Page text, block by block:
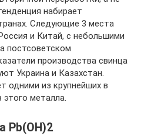
набирает
Следующие 3 места
и Китай, с небольшими
постсоветском
производства свинца
Украина и Казахстан.
одними из крупнейших в
металла.
Рb(ОН)2